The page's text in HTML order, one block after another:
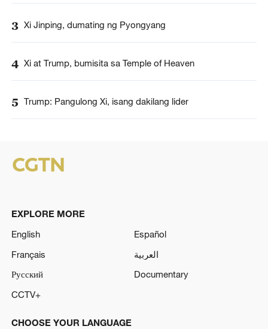
3 Xi Jinping, dumating ng Pyongyang
4 Xi at Trump, bumisita sa Temple of Heaven
5 Trump: Pangulong Xi, isang dakilang lider
EXPLORE MORE
English
Español
Français
العربية
Русский
Documentary
CCTV+
CHOOSE YOUR LANGUAGE